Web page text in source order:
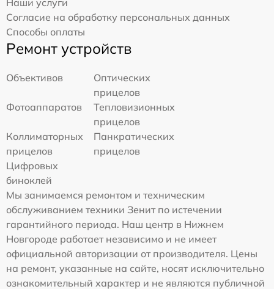
Наши услуги
Согласие на обработку персональных данных
Способы оплаты
Ремонт устройств
Объективов
Оптических
прицелов
Фотоаппаратов
Тепловизионных
прицелов
Коллиматорных
прицелов
Панкратических
прицелов
Цифровых
биноклей
Мы занимаемся ремонтом и техническим
обслуживанием техники Зенит по истечении
гарантийного периода. Наш центр в Нижнем
Новгороде работает независимо и не имеет
официальной авторизации от производителя. Цены
на ремонт, указанные на сайте, носят исключительно
ознакомительный характер и не являются публичной